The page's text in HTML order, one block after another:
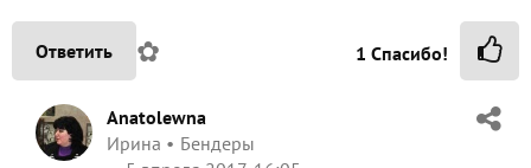
Ответить ✿ 1 Спасибо!
Anatolewna
Ирина
Бендеры